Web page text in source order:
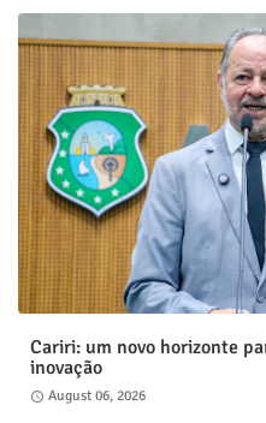
Cariri: um novo horizonte
inovação
August 06, 2026